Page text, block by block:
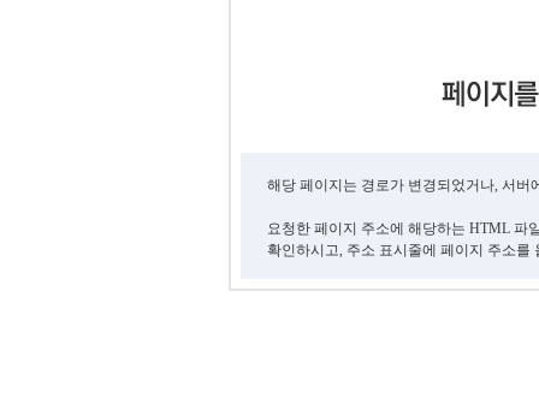
해당 페이지는 경로가 변경되었거나, 서
요청한 페이지 주소에 해당하는 HTML 파
확인하시고, 주소 표시줄에 페이지 주소